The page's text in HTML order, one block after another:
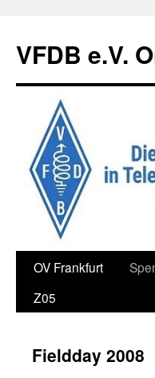
springen
VFDB e.V.
OV Frankfurt
Z05
Fieldday 2008